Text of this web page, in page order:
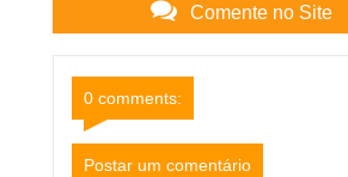
Comente no Site
0 comments:
Postar um comentário